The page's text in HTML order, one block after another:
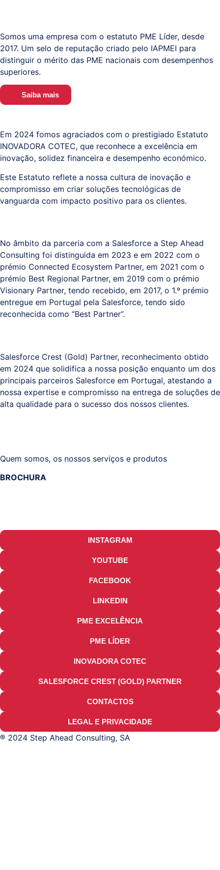
Somos uma empresa com o estatuto PME Líder, desde
2017. Um selo de reputação criado pelo IAPMEI para
distinguir o mérito das PME nacionais com desempenhos
superiores.
Saiba mais
Em 2024 fomos agraciados com o prestigiado Estatuto
INOVADORA COTEC, que reconhece a excelência em
inovação, solidez financeira e desempenho económico.
Este Estatuto reflete a nossa cultura de inovação e
compromisso em criar soluções tecnológicas de
vanguarda com impacto positivo para os clientes.
No âmbito da parceria com a Salesforce a Step Ahead
Consulting foi distinguida em 2023 e em 2022 com o
prémio Connected Ecosystem Partner, em 2021 com o
prémio Best Regional Partner, em 2019 com o prémio
Visionary Partner, tendo recebido, em 2017, o 1.º prémio
entregue em Portugal pela Salesforce, tendo sido
reconhecida como “Best Partner”.
Salesforce Crest (Gold) Partner, reconhecimento obtido
em 2024 que solidifica a nossa posição enquanto um dos
principais parceiros Salesforce em Portugal, atestando a
nossa expertise e compromisso na entrega de soluções de
alta qualidade para o sucesso dos nossos clientes.
Quem somos, os nossos serviços e produtos
BROCHURA
INSTAGRAM
YOUTUBE
FACEBOOK
LINKEDIN
PME EXCELÊNCIA
PME LÍDER
INOVADORA COTEC
SALESFORCE CREST (GOLD) PARTNER
CONTACTOS
LEGAL E PRIVACIDADE
® 2024 Step Ahead Consulting, SA